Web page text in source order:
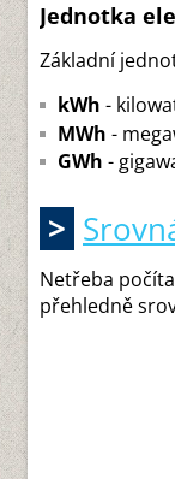
Jednotka
Základní
kWh -
MWh -
GWh -
>
Netřeba
přehledně